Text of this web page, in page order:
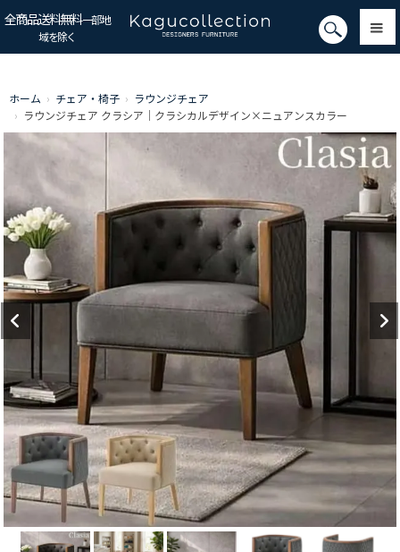
全商品送料無料一部地
域を除く
ホーム › チェア・椅子 › ラウンジチェア
› ラウンジチェア クラシア｜クラシカルデザイン×ニュアンスカラー